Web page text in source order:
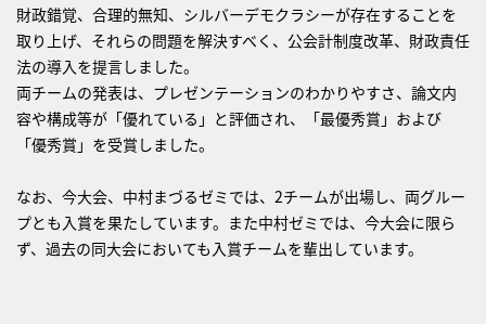
財政錯覚、合理的無知、シルバーデモクラシーが存在することを
取り上げ、それらの問題を解決すべく、公会計制度改革、財政責任
法の導入を提言しました。
両チームの発表は、プレゼンテーションのわかりやすさ、論文内
容や構成等が「優れている」と評価され、「最優秀賞」および
「優秀賞」を受賞しました。
なお、今大会、中村まづるゼミでは、2チームが出場し、両グルー
プとも入賞を果たしています。また中村ゼミでは、今大会に限ら
ず、過去の同大会においても入賞チームを輩出しています。